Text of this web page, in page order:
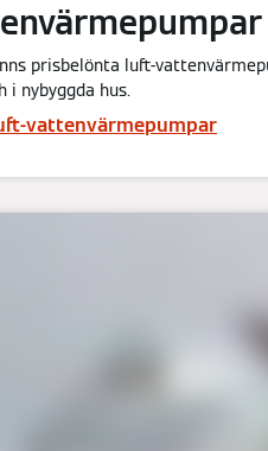
prisbelönta luft-
i nybyggda hus.
vattenvärmepumpar